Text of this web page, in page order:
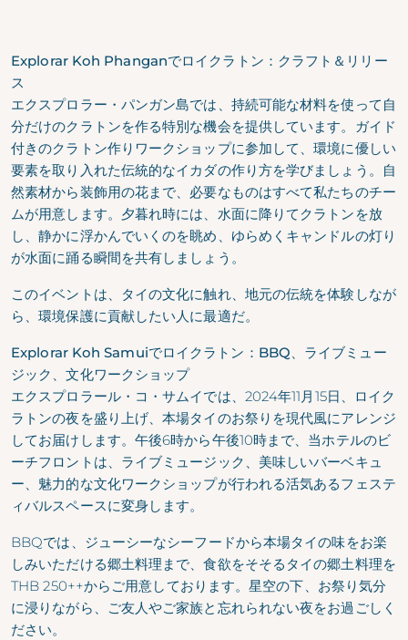
Explorar Koh Phanganでロイクラトン：クラフト＆リリー
ス
エクスプロラー・パンガン島では、持続可能な材料を使って自
分だけのクラトンを作る特別な機会を提供しています。ガイド
付きのクラトン作りワークショップに参加して、環境に優しい
要素を取り入れた伝統的なイカダの作り方を学びましょう。自
然素材から装飾用の花まで、必要なものはすべて私たちのチー
ムが用意します。夕暮れ時には、水面に降りてクラトンを放
し、静かに浮かんでいくのを眺め、ゆらめくキャンドルの灯り
が水面に踊る瞬間を共有しましょう。
このイベントは、タイの文化に触れ、地元の伝統を体験しなが
ら、環境保護に貢献したい人に最適だ。
Explorar Koh Samuiでロイクラトン：BBQ、ライブミュー
ジック、文化ワークショップ
エクスプロラール・コ・サムイでは、2024年11月15日、ロイク
ラトンの夜を盛り上げ、本場タイのお祭りを現代風にアレンジ
してお届けします。午後6時から午後10時まで、当ホテルのビ
ーチフロントは、ライブミュージック、美味しいバーベキュ
ー、魅力的な文化ワークショップが行われる活気あるフェステ
ィバルスペースに変身します。
BBQでは、ジューシーなシーフードから本場タイの味をお楽
しみいただける郷土料理まで、食欲をそそるタイの郷土料理を
THB 250++からご用意しております。星空の下、お祭り気分
に浸りながら、ご友人やご家族と忘れられない夜をお過ごしく
ださい。